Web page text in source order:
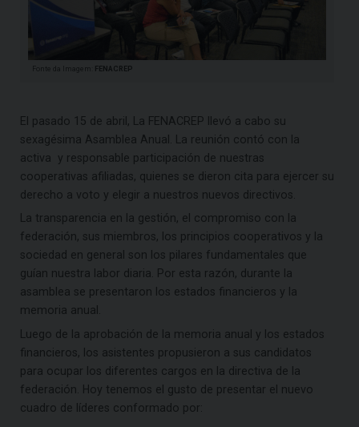
Fonte da Imagem: FENACREP
El pasado 15 de abril, La FENACREP llevó a cabo su
sexagésima Asamblea Anual. La reunión contó con la
activa y responsable participación de nuestras
cooperativas afiliadas, quienes se dieron cita para ejercer su
derecho a voto y elegir a nuestros nuevos directivos.
La transparencia en la gestión, el compromiso con la
federación, sus miembros, los principios cooperativos y la
sociedad en general son los pilares fundamentales que
guían nuestra labor diaria. Por esta razón, durante la
asamblea se presentaron los estados financieros y la
memoria anual.
Luego de la aprobación de la memoria anual y los estados
financieros, los asistentes propusieron a sus candidatos
para ocupar los diferentes cargos en la directiva de la
federación. Hoy tenemos el gusto de presentar el nuevo
cuadro de líderes conformado por: